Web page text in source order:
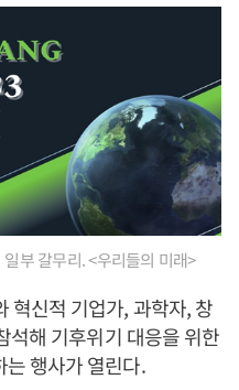
부 갈무리. <우리들의 미래>
혁신적 기업가, 과학자, 창
석해 기후위기 대응을 위한
행사가 열린다.